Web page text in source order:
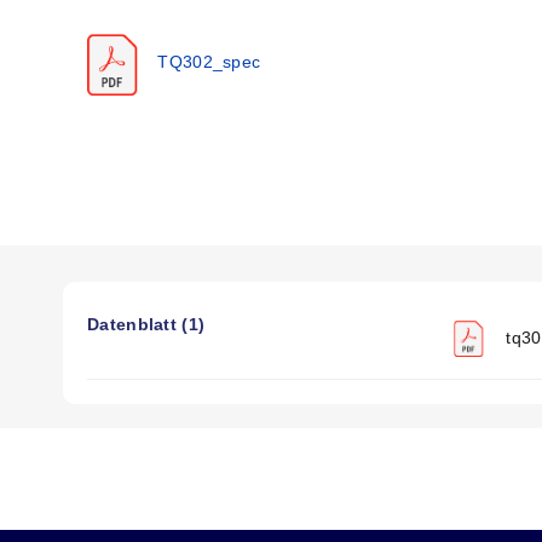
Betriebstemperaturbereich:
Thermische Einflüsse: Nullpunkt:
Sicherer Überlastbereich:
TQ302_spec
Datenblatt (1)